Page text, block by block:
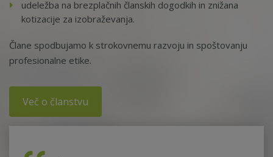
udeležba na brezplačnih članskih dogodkih in znižana
kotizacije za izobraževanja.
Člane spodbujamo k strokovnemu razvoju in spoštovanju
profesionalne etike.
Več o članstvu